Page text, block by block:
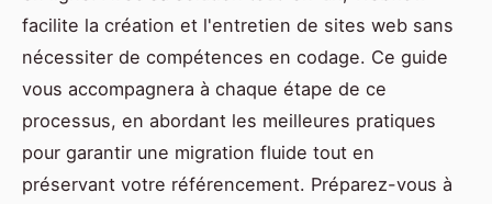
facilite la création et l'entretien de sites web sans
nécessiter de compétences en codage. Ce guide
vous accompagnera à chaque étape de ce
processus, en abordant les meilleures pratiques
pour garantir une migration fluide tout en
préservant votre référencement. Préparez-vous à